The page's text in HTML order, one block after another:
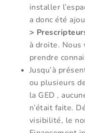
installer
a donc été
>
à droite. Nous
prendre
Jusqu’à
ou plusieurs
la GED ,
n’était faite.
visibilité, le